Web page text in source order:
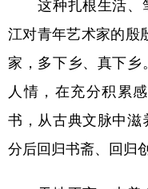
江对青年艺术家的殷
家，多下乡、真下
人情，在充分积累
书，从古典文脉中
分后回归书斋、回归